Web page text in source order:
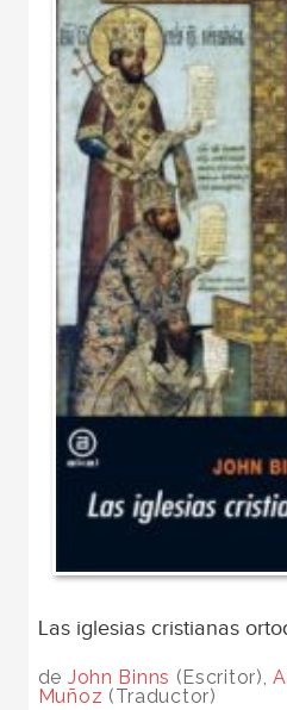
Las iglesias cristianas
de John Binns (Escritor),
Muñoz (Traductor)